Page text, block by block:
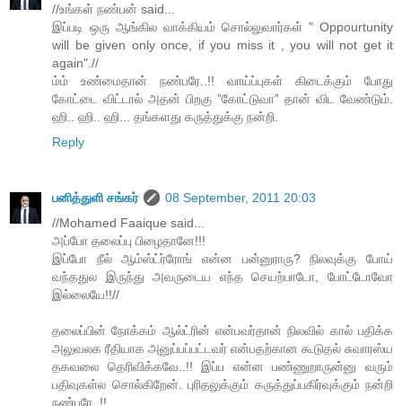
//உங்கள் நண்பன் said...
இப்படி ஒரு ஆங்கில வாக்கியம் சொல்லுவார்கள் " Oppourtunity
will be given only once, if you miss it , you will not get it
again".//
ம்ம் உண்மைதான் நண்பரே..!! வாய்ப்புகள் கிடைக்கும் போது
கோட்டை விட்டால் அதன் பிறகு ”கோட்டுவா” தான் விட வேண்டும்.
ஹி.. ஹி.. ஹி... தங்களது கருத்துக்கு நன்றி.
Reply
பனித்துளி சங்கர்
08 September, 2011 20:03
//Mohamed Faaique said...
அப்போ தலைப்பு பிழைதானே!!!
இப்போ நீல் ஆம்ஸ்ட்ர்ரோங் என்ன பன்னுராரு? நிலவுக்கு போய்
வந்ததுல இருந்து அவருடைய எந்த செயற்பாடோ, போட்டோவோ
இல்லையே!!//
தலைப்பின் நோக்கம் ஆல்ட்ரின் என்பவர்தான் நிலவில் கால் பதிக்க
அலுவலக ரீதியாக அனுப்பப்பட்டவர் என்பதற்கான கூடுதல் சுவாரஸ்ய
தகவலை தெரிவிக்கவே..!! இப்ப என்ன பண்ணுறாருன்னு வரும்
பதிவுகள்ல சொல்கிறேன். புரிதலுக்கும் கருத்துப்பகிர்வுக்கும் நன்றி
நண்பரே..!!